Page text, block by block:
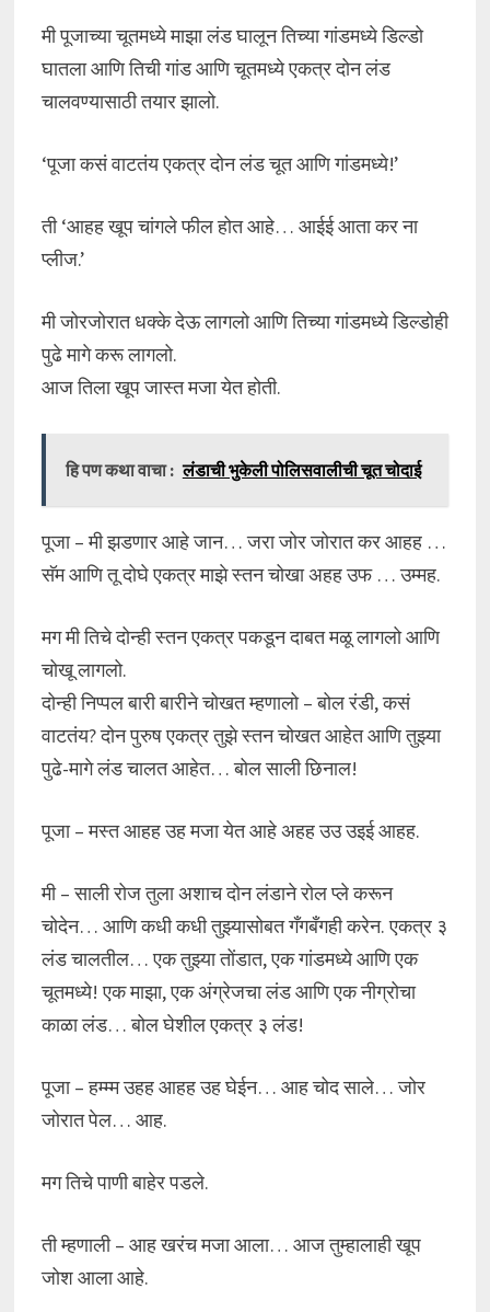
मी पूजाच्या चूतमध्ये माझा लंड घालून तिच्या गांडमध्ये डिल्डो
घातला आणि तिची गांड आणि चूतमध्ये एकत्र दोन लंड
चालवण्यासाठी तयार झालो.
‘पूजा कसं वाटतंय एकत्र दोन लंड चूत आणि गांडमध्ये!’
ती ‘आहह खूप चांगले फील होत आहे… आईई आता कर ना
प्लीज.’
मी जोरजोरात धक्के देऊ लागलो आणि तिच्या गांडमध्ये डिल्डोही
पुढे मागे करू लागलो.
आज तिला खूप जास्त मजा येत होती.
हि पण कथा वाचा : लंडाची भुकेली पोलिसवालीची चूत चोदाई
पूजा – मी झडणार आहे जान… जरा जोर जोरात कर आहह …
सॅम आणि तू दोघे एकत्र माझे स्तन चोखा अहह उफ … उम्मह.
मग मी तिचे दोन्ही स्तन एकत्र पकडून दाबत मळू लागलो आणि
चोखू लागलो.
दोन्ही निप्पल बारी बारीने चोखत म्हणालो – बोल रंडी, कसं
वाटतंय? दोन पुरुष एकत्र तुझे स्तन चोखत आहेत आणि तुझ्या
पुढे-मागे लंड चालत आहेत… बोल साली छिनाल!
पूजा – मस्त आहह उह मजा येत आहे अहह उउ उइई आहह.
मी – साली रोज तुला अशाच दोन लंडाने रोल प्ले करून
चोदेन… आणि कधी कधी तुझ्यासोबत गँगबँगही करेन. एकत्र ३
लंड चालतील… एक तुझ्या तोंडात, एक गांडमध्ये आणि एक
चूतमध्ये! एक माझा, एक अंग्रेजचा लंड आणि एक नीग्रोचा
काळा लंड… बोल घेशील एकत्र ३ लंड!
पूजा – हम्म्म उहह आहह उह घेईन… आह चोद साले… जोर
जोरात पेल… आह.
मग तिचे पाणी बाहेर पडले.
ती म्हणाली – आह खरंच मजा आला… आज तुम्हालाही खूप
जोश आला आहे.